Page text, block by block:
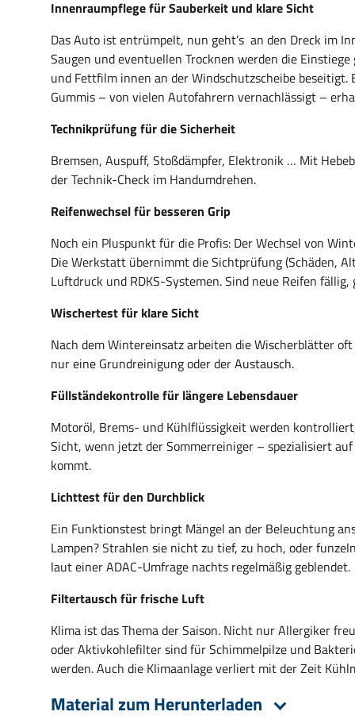
Innenraumpflege für Sauberkeit und klare Sicht
Das Auto ist entrümpelt, nun geht’s an den Dreck im
Saugen und eventuellen Trocknen werden die
und Fettfilm innen an der Windschutzscheibe
Gummis – von vielen Autofahrern vernachlässigt –
Technikprüfung für die Sicherheit
Bremsen, Auspuff, Stoßdämpfer, Elektronik … Mit
der Technik-Check im Handumdrehen.
Reifenwechsel für besseren Grip
Noch ein Pluspunkt für die Profis: Der Wechsel von
Die Werkstatt übernimmt die Sichtprüfung (Schäden,
Luftdruck und RDKS-Systemen. Sind neue Reifen
Wischertest für klare Sicht
Nach dem Wintereinsatz arbeiten die Wischerblätter
nur eine Grundreinigung oder der Austausch.
Füllständekontrolle für längere Lebensdauer
Motoröl, Brems- und Kühlflüssigkeit werden
Sicht, wenn jetzt der Sommerreiniger – spezialisiert
kommt.
Lichttest für den Durchblick
Ein Funktionstest bringt Mängel an der Beleuchtung
Lampen? Strahlen sie nicht zu tief, zu hoch, oder
laut einer ADAC-Umfrage nachts regelmäßig geblendet.
Filtertausch für frische Luft
Klima ist das Thema der Saison. Nicht nur Allergiker
oder Aktivkohlefilter sind für Schimmelpilze und
werden. Auch die Klimaanlage verliert mit der Zeit
Material zum Herunterladen